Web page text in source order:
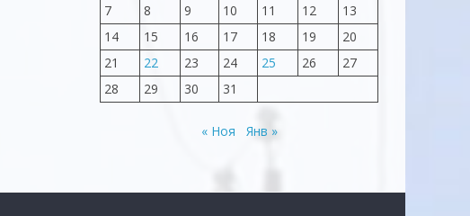
7
8 9 10 11 12
13
14
15 16 17 18 19
20
21
22 23 24 25 26
27
28
29 30 31
« Ноя Янв »